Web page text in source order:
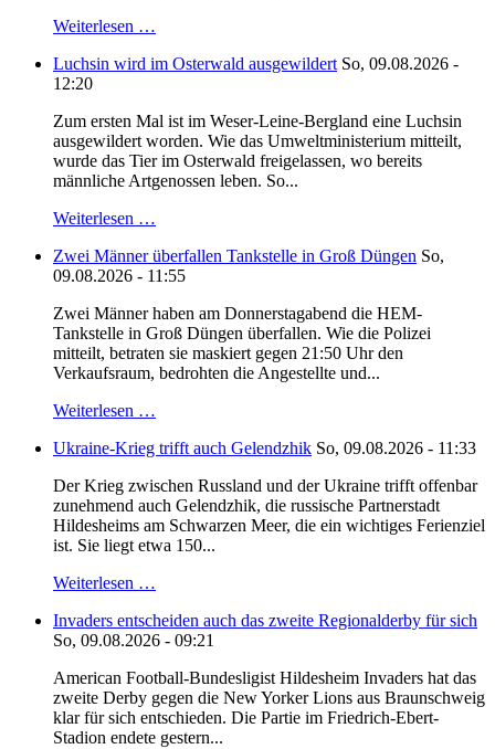
Weiterlesen …
Luchsin wird im Osterwald ausgewildert So, 09.08.2026 -
12:20
Zum ersten Mal ist im Weser-Leine-Bergland eine Luchsin
ausgewildert worden. Wie das Umweltministerium mitteilt,
wurde das Tier im Osterwald freigelassen, wo bereits
männliche Artgenossen leben. So...
Weiterlesen …
Zwei Männer überfallen Tankstelle in Groß Düngen So,
09.08.2026 - 11:55
Zwei Männer haben am Donnerstagabend die HEM-
Tankstelle in Groß Düngen überfallen. Wie die Polizei
mitteilt, betraten sie maskiert gegen 21:50 Uhr den
Verkaufsraum, bedrohten die Angestellte und...
Weiterlesen …
Ukraine-Krieg trifft auch Gelendzhik So, 09.08.2026 - 11:33
Der Krieg zwischen Russland und der Ukraine trifft offenbar
zunehmend auch Gelendzhik, die russische Partnerstadt
Hildesheims am Schwarzen Meer, die ein wichtiges Ferienziel
ist. Sie liegt etwa 150...
Weiterlesen …
Invaders entscheiden auch das zweite Regionalderby für sich
So, 09.08.2026 - 09:21
American Football-Bundesligist Hildesheim Invaders hat das
zweite Derby gegen die New Yorker Lions aus Braunschweig
klar für sich entschieden. Die Partie im Friedrich-Ebert-
Stadion endete gestern...